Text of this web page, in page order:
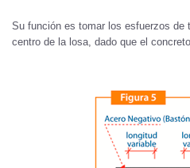
Su función es tomar los esfuerzos de
centro de la losa, dado que el